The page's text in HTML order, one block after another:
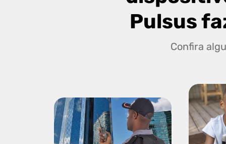
Pulsus
Confira